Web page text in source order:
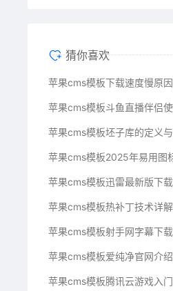
猜你喜欢
苹果cms模板坯子库的定义
苹果cms模板热补丁技术详